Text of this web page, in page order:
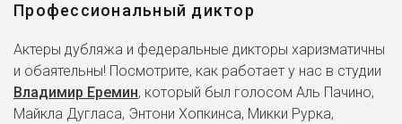
Профессиональный диктор
Актеры дубляжа и федеральные дикторы харизматичны
и обаятельны! Посмотрите, как работает у нас в студии
Владимир Еремин, который был голосом Аль Пачино,
Майкла Дугласа, Энтони Хопкинса, Микки Рурка,